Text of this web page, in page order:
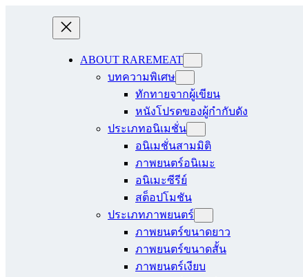
ABOUT RAREMEAT
บทความพิเศษ
ทักทายจากผู้เขียน
หนังโปรดของผู้กำกับดัง
ประเภทอนิเมชั่น
อนิเมชั่นสามมิติ
ภาพยนตร์อนิเมะ
อนิเมะซีรีย์
สต็อปโมชัน
ประเภทภาพยนตร์
ภาพยนตร์ขนาดยาว
ภาพยนตร์ขนาดสั้น
ภาพยนตร์เงียบ